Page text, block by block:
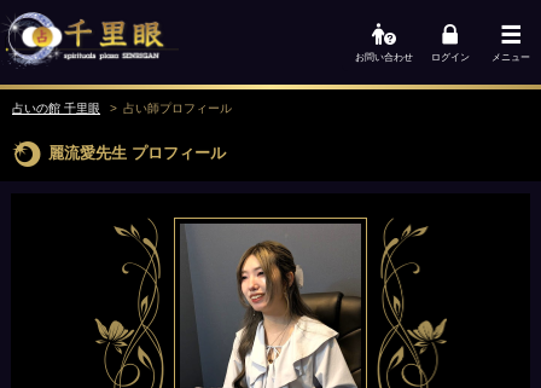
お問い合わせ ログイン メニュー
占いの館 千里眼 占い師プロフィール
麗流愛先生 プロフィール